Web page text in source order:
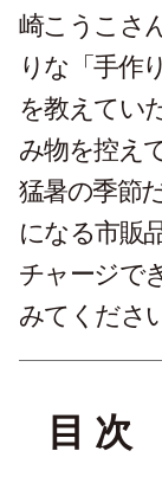
崎こうこさ
りな「手作
を教えてい
み物を控え
猛暑の季節
になる市販
チャージで
みてくださ
目 次